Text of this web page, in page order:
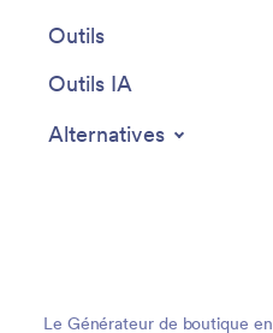
Outils
Outils IA
Alternatives
Le Générateur de boutique